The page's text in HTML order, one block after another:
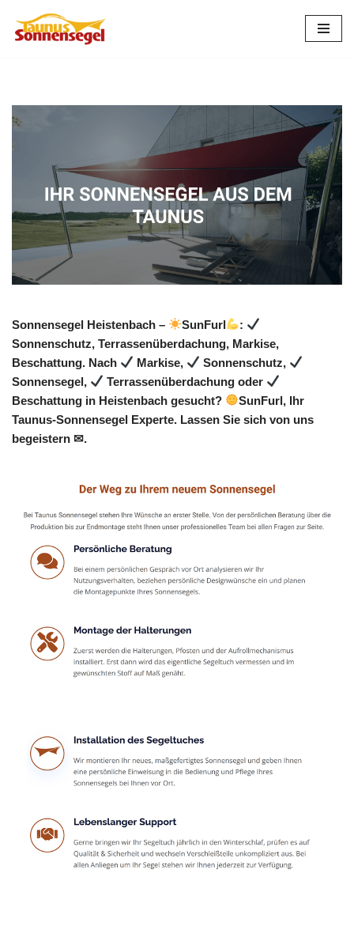
Zum
Sonnensegel Heistenbach – SunFurl
:
Sonnenschutz, Terrassenüberdachung, Markise,
Beschattung. Nach
Markise,
Sonnenschutz,
Sonnensegel,
Terrassenüberdachung oder
Beschattung in Heistenbach gesucht?
SunFurl, Ihr
Taunus-Sonnensegel Experte. Lassen Sie sich von uns
begeistern ✉.